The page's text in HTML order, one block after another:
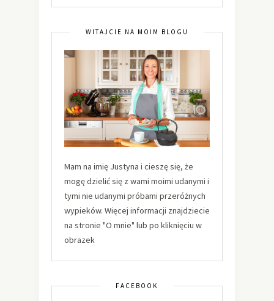
WITAJCIE NA MOIM BLOGU
Mam na imię Justyna i cieszę się, że
mogę dzielić się z wami moimi udanymi i
tymi nie udanymi próbami przeróżnych
wypieków. Więcej informacji znajdziecie
na stronie "O mnie" lub po kliknięciu w
obrazek
FACEBOOK